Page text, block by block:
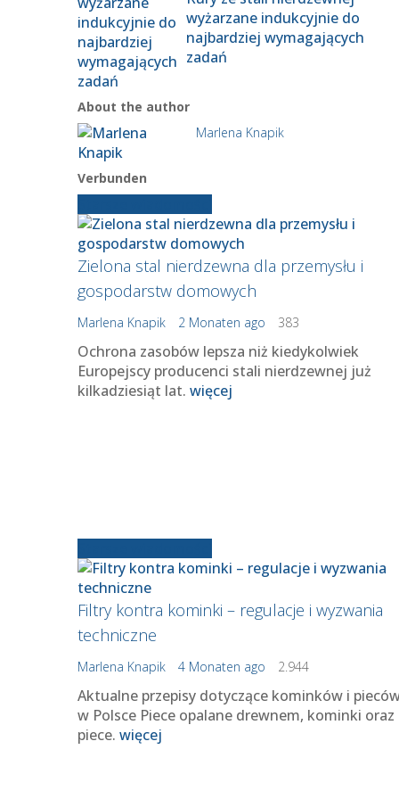
wyżarzane indukcyjnie do
najbardziej wymagających
zadań
About the author
Marlena Knapik
Verbunden
Zielona stal nierdzewna dla przemysłu i
gospodarstw domowych
Marlena Knapik 2 Monaten ago 383
Ochrona zasobów lepsza niż kiedykolwiek
Europejscy producenci stali nierdzewnej już
kilkadziesiąt lat. więcej
Filtry kontra kominki – regulacje i wyzwania
techniczne
Marlena Knapik 4 Monaten ago 2.944
Aktualne przepisy dotyczące kominków i
w Polsce Piece opalane drewnem, kominki oraz
piece. więcej